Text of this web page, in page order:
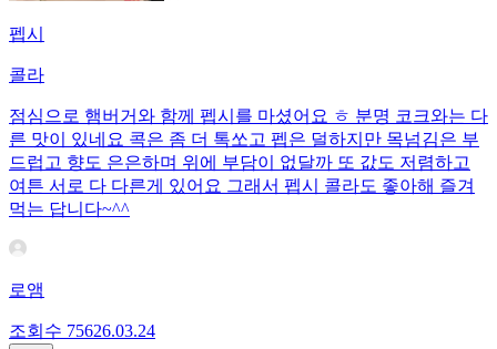
펩시
콜라
점심으로 햄버거와 함께 펩시를 마셨어요 ㅎ 분명 코크와는 다
른 맛이 있네요 콕은 좀 더 톡쏘고 펩은 덜하지만 목넘김은 부
드럽고 향도 은은하며 위에 부담이 없달까 또 값도 저렴하고
여튼 서로 다 다른게 있어요 그래서 펩시 콜라도 좋아해 즐겨
먹는 답니다~^^
로앰
조회수 75626.03.24